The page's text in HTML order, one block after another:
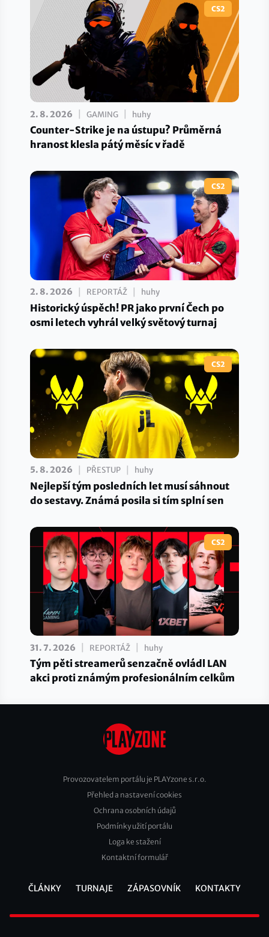
CS2
2. 8. 2026 GAMING huhy
Counter-Strike je na ústupu? Průměrná
hranost klesla pátý měsíc v řadě
CS2
2. 8. 2026 REPORTÁŽ huhy
Historický úspěch! PR jako první Čech po
osmi letech vyhrál velký světový turnaj
CS2
5. 8. 2026 PŘESTUP huhy
Nejlepší tým posledních let musí sáhnout
do sestavy. Známá posila si tím splní sen
CS2
31. 7. 2026 REPORTÁŽ huhy
Tým pěti streamerů senzačně ovládl LAN
akci proti známým profesionálním celkům
Footer
Provozovatelem portálu je PLAYzone s.r.o.
Přehled a nastavení cookies
Ochrana osobních údajů
Podmínky užití portálu
Loga ke stažení
Kontaktní formulář
ČLÁNKY TURNAJE ZÁPASOVNÍK KONTAKTY